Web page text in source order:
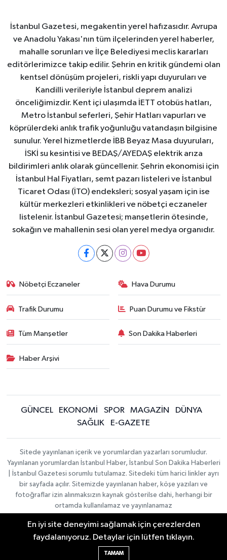
İstanbul Gazetesi, megakentin yerel hafızasıdır. Avrupa
ve Anadolu Yakası'nın tüm ilçelerinden yerel haberler,
mahalle sorunları ve İlçe Belediyesi meclis kararları
editörlerimizce takip edilir. Şehrin en kritik gündemi olan
kentsel dönüşüm projeleri, riskli yapı duyuruları ve
Kandilli verileriyle İstanbul deprem analizi
önceliğimizdir. Kent içi ulaşımda İETT otobüs hatları,
Metro İstanbul seferleri, Şehir Hatları vapurları ve
köprülerdeki anlık trafik yoğunluğu vatandaşın bilgisine
sunulur. Yerel hizmetlerde İBB Beyaz Masa duyuruları,
İSKİ su kesintisi ve BEDAŞ/AYEDAŞ elektrik arıza
bildirimleri anlık olarak güncellenir. Şehrin ekonomisi için
İstanbul Hal Fiyatları, semt pazarı listeleri ve İstanbul
Ticaret Odası (İTO) endeksleri; sosyal yaşam için ise
kültür merkezleri etkinlikleri ve nöbetçi eczaneler
listelenir. İstanbul Gazetesi; manşetlerin ötesinde,
sokağın ve mahallenin sesi olan yerel medya organıdır.
Nöbetçi Eczaneler Hava Durumu
Trafik Durumu Puan Durumu ve Fikstür
Tüm Manşetler Son Dakika Haberleri
Haber Arşivi
GÜNCEL EKONOMİ SPOR MAGAZİN
DÜNYA
SAĞLIK
E-GAZETE
Sitede yayınlanan içerik ve yorumlardan yazarları sorumludur.
Yayınlanan yorumlardan İstanbul Haber, İstanbul Son Dakika Haberleri
| İstanbul Gazetesi sorumlu tutulamaz. Sitedeki tüm harici linkler ayrı
bir sayfada açılır. Sitemizde yayınlanan haber, köşe yazıları ve
fotoğraflar izin alınmaksızın kaynak gösterilse dahi, herhangi bir
ortamda kullanılamaz ve yayınlanamaz
İletişim
Künye
KURUMSAL
Haber Yazılımı:TE Bilişim |
Copyright © 2026
En iyi site deneyimi sağlamak için çerezlerden
faydalanıyoruz. Detaylar için lütfen tıklayın.
TAMAM